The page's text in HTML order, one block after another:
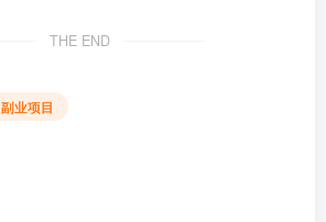
THE END
副业项目